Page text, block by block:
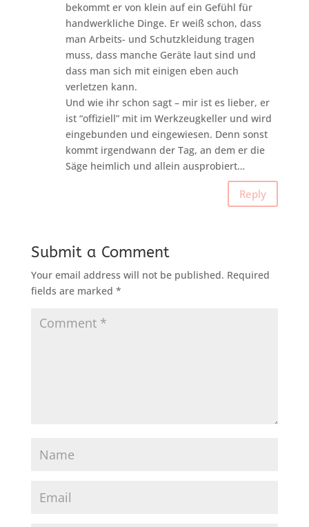
bekommt er von klein auf ein Gefühl für
handwerkliche Dinge. Er weiß schon, dass
man Arbeits- und Schutzkleidung tragen
muss, dass manche Geräte laut sind und
dass man sich mit einigen eben auch
verletzen kann.
Und wie ihr schon sagt – mir ist es lieber, er
ist “offiziell” mit im Werkzeugkeller und wird
eingebunden und eingewiesen. Denn sonst
kommt irgendwann der Tag, an dem er die
Säge heimlich und allein ausprobiert…
Reply
Submit a Comment
Your email address will not be published. Required
fields are marked *